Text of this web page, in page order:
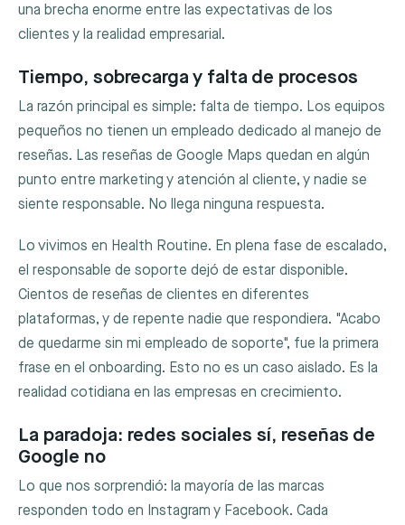
una brecha enorme entre las expectativas de los
clientes y la realidad empresarial.
Tiempo, sobrecarga y falta de procesos
La razón principal es simple: falta de tiempo. Los equipos
pequeños no tienen un empleado dedicado al manejo de
reseñas. Las reseñas de Google Maps quedan en algún
punto entre marketing y atención al cliente, y nadie se
siente responsable. No llega ninguna respuesta.
Lo vivimos en Health Routine. En plena fase de escalado,
el responsable de soporte dejó de estar disponible.
Cientos de reseñas de clientes en diferentes
plataformas, y de repente nadie que respondiera. "Acabo
de quedarme sin mi empleado de soporte", fue la primera
frase en el onboarding. Esto no es un caso aislado. Es la
realidad cotidiana en las empresas en crecimiento.
La paradoja: redes sociales sí, reseñas de
Google no
Lo que nos sorprendió: la mayoría de las marcas
responden todo en Instagram y Facebook. Cada